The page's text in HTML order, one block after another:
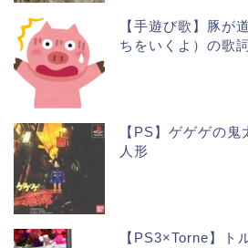
【手遊び歌】豚が
ちをいくよ）の歌
【PS】ゲゲゲの
人形
【PS3×Torne】ト